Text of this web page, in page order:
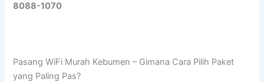
8088-1070
Pasang WiFi Murah Kebumen – Gimana Cara Pilih Paket
yang Paling Pas?